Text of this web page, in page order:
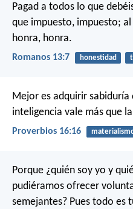
Pagad a todos lo que
que impuesto, impuesto;
honra, honra.
Romanos 13:7 honestidad
Mejor es adquirir
inteligencia vale más que
Proverbios 16:16
Porque ¿quién soy yo y
pudiéramos ofrecer
semejantes? Pues todo es